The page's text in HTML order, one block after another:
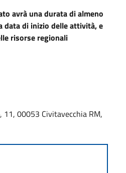
avrà una durata di almeno
data di inizio delle attività, e
risorse regionali
11, 00053 Civitavecchia RM,